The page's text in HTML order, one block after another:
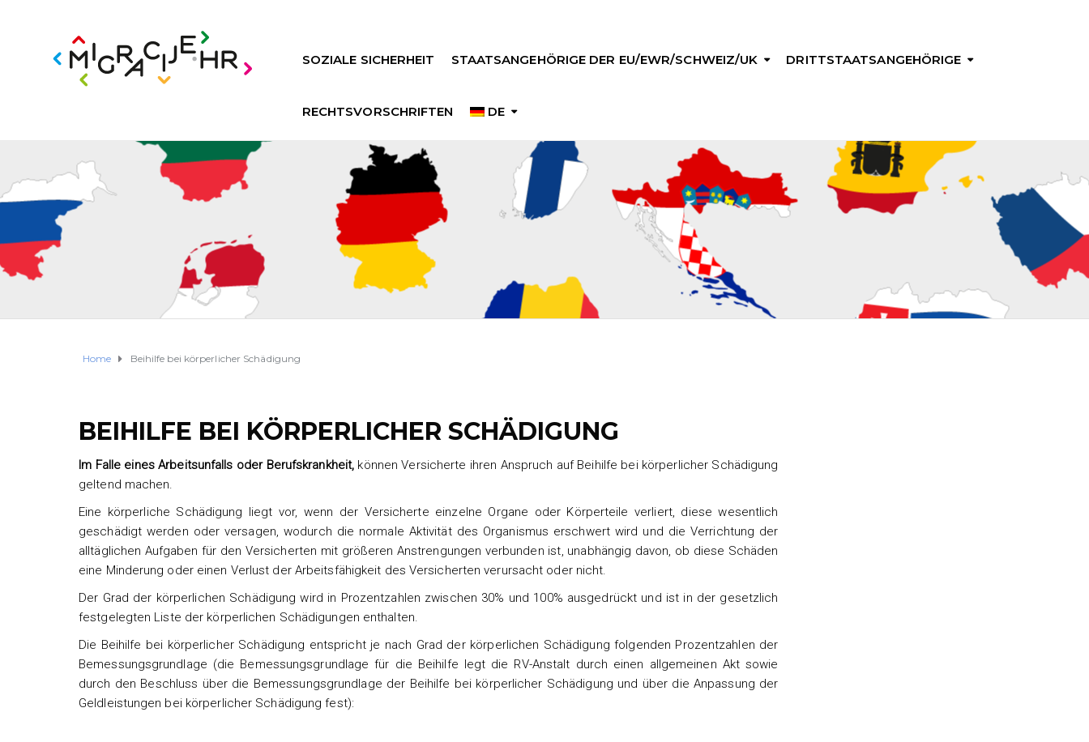
SOZIALE SICHERHEIT STAATSANGEHÖRIGE DER EU/EWR/SCHWEIZ/UK DRITTSTAATSANGEHÖRIGE
RECHTSVORSCHRIFTEN DE
Home Beihilfe bei körperlicher Schädigung
BEIHILFE BEI KÖRPERLICHER SCHÄDIGUNG
Im Falle eines Arbeitsunfalls oder Berufskrankheit, können Versicherte ihren Anspruch auf Beihilfe bei körperlicher Schädigung
geltend machen.
Eine körperliche Schädigung liegt vor, wenn der Versicherte einzelne Organe oder Körperteile verliert, diese wesentlich
geschädigt werden oder versagen, wodurch die normale Aktivität des Organismus erschwert wird und die Verrichtung der
alltäglichen Aufgaben für den Versicherten mit größeren Anstrengungen verbunden ist, unabhängig davon, ob diese Schäden
eine Minderung oder einen Verlust der Arbeitsfähigkeit des Versicherten verursacht oder nicht.
Der Grad der körperlichen Schädigung wird in Prozentzahlen zwischen 30% und 100% ausgedrückt und ist in der gesetzlich
festgelegten Liste der körperlichen Schädigungen enthalten.
Die Beihilfe bei körperlicher Schädigung entspricht je nach Grad der körperlichen Schädigung folgenden Prozentzahlen der
Bemessungsgrundlage (die Bemessungsgrundlage für die Beihilfe legt die RV-Anstalt durch einen allgemeinen Akt sowie
durch den Beschluss über die Bemessungsgrundlage der Beihilfe bei körperlicher Schädigung und über die Anpassung der
Geldleistungen bei körperlicher Schädigung fest):